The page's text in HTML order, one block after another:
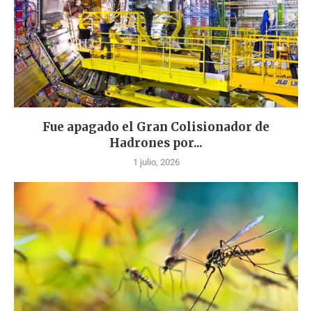
Fue apagado el Gran Colisionador de
Hadrones por...
1 julio, 2026